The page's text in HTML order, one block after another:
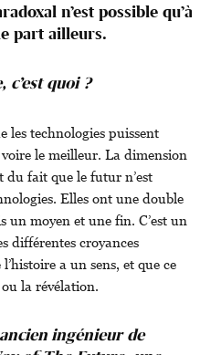
n’est possible qu’à
part ailleurs.
c’est quoi ?
les technologies puissent
le meilleur. La dimension
du fait que le futur n’est
Elles ont une double
un moyen et une fin. C’est un
différentes croyances
a un sens, et que ce
la révélation.
ingénieur de